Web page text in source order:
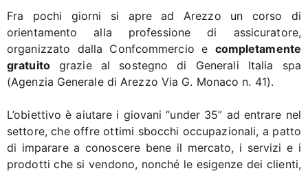
Fra pochi giorni si apre ad Arezzo un corso di
orientamento alla professione di assicuratore,
organizzato dalla Confcommercio e completamente
gratuitograzie al sostegno di Generali Italia spa
(Agenzia Generale di Arezzo Via G. Monaco n. 41).
L’obiettivo è aiutare i giovani “under 35” ad entrare nel
settore, che offre ottimi sbocchi occupazionali, a patto
di imparare a conoscere bene il mercato, i servizi e i
prodotti che si vendono, nonché le esigenze dei clienti,